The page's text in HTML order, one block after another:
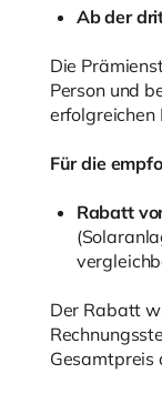
Ab der
Die
Person und
erfolgreichen
Für die
Rabatt
Der Rabatt
Gesamtpreis